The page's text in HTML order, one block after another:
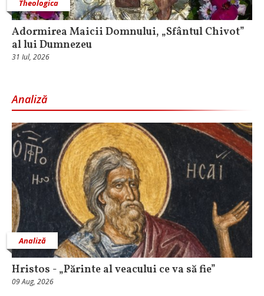
Theologica
Adormirea Maicii Domnului, „Sfântul Chivot”
al lui Dumnezeu
31 Iul, 2026
Analiză
Analiză
Hristos - „Părinte al veacului ce va să fie”
09 Aug, 2026